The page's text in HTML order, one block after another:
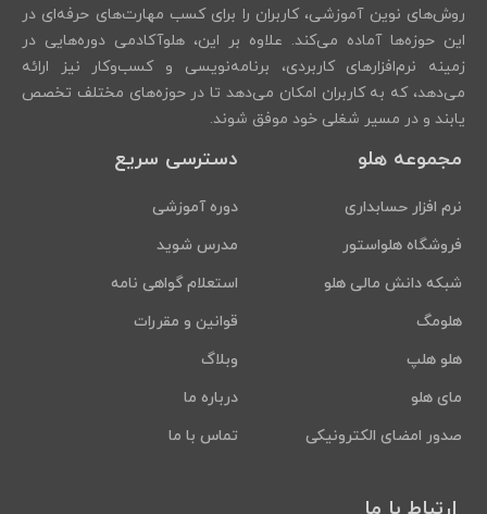
روش‌های نوین آموزشی، کاربران را برای کسب مهارت‌های حرفه‌ای در
این حوزه‌ها آماده می‌کند. علاوه بر این، هلوآکادمی دوره‌هایی در
زمینه نرم‌افزارهای کاربردی، برنامه‌نویسی و کسب‌وکار نیز ارائه
می‌دهد، که به کاربران امکان می‌دهد تا در حوزه‌های مختلف تخصص
یابند و در مسیر شغلی خود موفق شوند.
مجموعه هلو
نرم افزار حسابداری
فروشگاه هلواستور
شبکه دانش مالی هلو
هلومگ
هلو هلپ
مای هلو
صدور امضای الکترونیکی
دسترسی سریع
دوره آموزشی
مدرس شوید
استعلام گواهی نامه
قوانین و مقررات
وبلاگ
درباره ما
تماس با ما